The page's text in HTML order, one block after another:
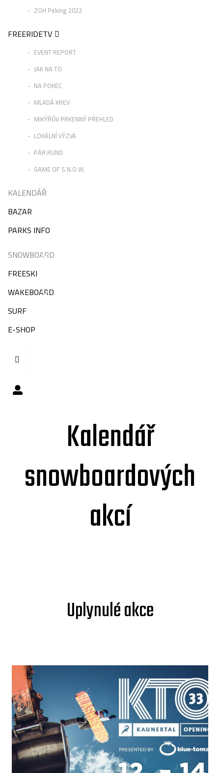
ZOH Peking 2022
FREERIDETV
EVENT REPORT
JAK NA TO
NA POKEC
MLADÁ KREV
MIKÝŘŮV PRKENNÝ PŘEHLED
LOKÁLNÍ VÝZVA
PÁR RUND
GAME OF S.N.O.W.
KALENDÁŘ
BAZAR
PARKS INFO
SNOWBOARD
FREESKI
WAKEBOARD
SURF
E-SHOP
Kalendář
snowboardových
akcí
Uplynulé akce